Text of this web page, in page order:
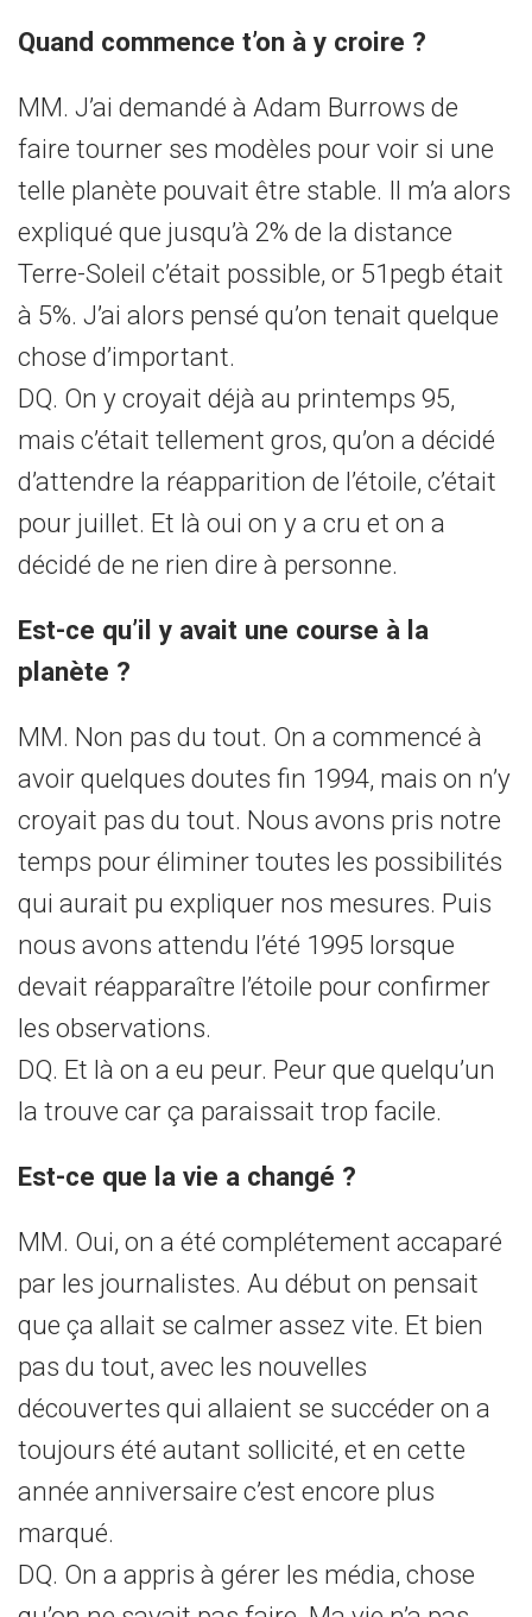
Quand commence t’on à y croire ?
MM. J’ai demandé à Adam Burrows de
faire tourner ses modèles pour voir si une
telle planète pouvait être stable. Il m’a alors
expliqué que jusqu’à 2% de la distance
Terre-Soleil c’était possible, or 51pegb était
à 5%. J’ai alors pensé qu’on tenait quelque
chose d’important.
DQ. On y croyait déjà au printemps 95,
mais c’était tellement gros, qu’on a décidé
d’attendre la réapparition de l’étoile, c’était
pour juillet. Et là oui on y a cru et on a
décidé de ne rien dire à personne.
Est-ce qu’il y avait une course à la
planète ?
MM. Non pas du tout. On a commencé à
avoir quelques doutes fin 1994, mais on n’y
croyait pas du tout. Nous avons pris notre
temps pour éliminer toutes les possibilités
qui aurait pu expliquer nos mesures. Puis
nous avons attendu l’été 1995 lorsque
devait réapparaître l’étoile pour confirmer
les observations.
DQ. Et là on a eu peur. Peur que quelqu’un
la trouve car ça paraissait trop facile.
Est-ce que la vie a changé ?
MM. Oui, on a été complétement accaparé
par les journalistes. Au début on pensait
que ça allait se calmer assez vite. Et bien
pas du tout, avec les nouvelles
découvertes qui allaient se succéder on a
toujours été autant sollicité, et en cette
année anniversaire c’est encore plus
marqué.
DQ. On a appris à gérer les média, chose